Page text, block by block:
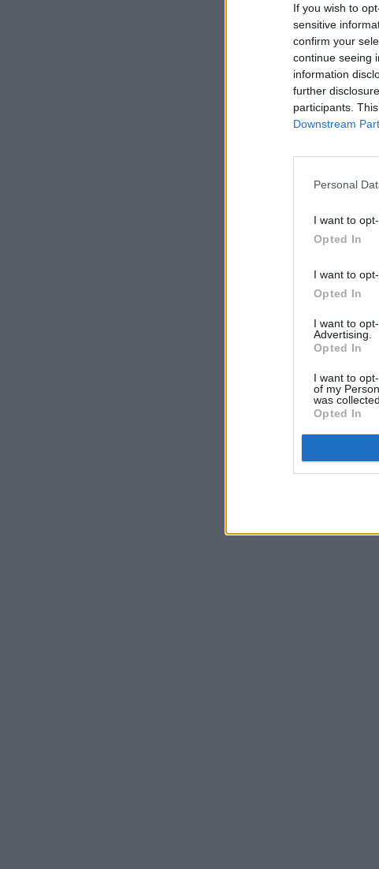
If you wish to
sensitive
confirm your
continue seeing
information
further
participants.
Downstream
Personal
I want to
Opted In
I want to
Opted In
I want to
Advertising.
Opted In
I want to
of my
was collected.
Opted In